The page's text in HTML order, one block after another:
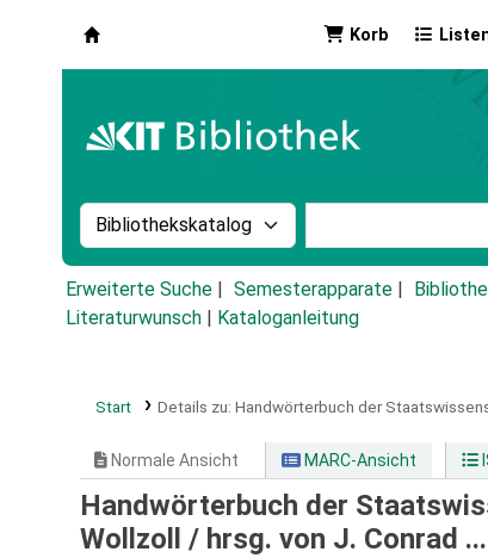
Korb
Suche im Katalog nach:
Erweiterte Suche Semesterapparate
Literaturwunsch
Kataloganleitung
Start Details zu: Handwörterbuch der
Normale Ansicht MARC-Ansicht
Handwörterbuch der
Wollzoll / hrsg. von J. Conrad ...